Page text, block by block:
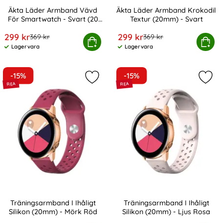
Äkta Läder Armband Vävd
För Smartwatch - Svart (20
rea pris
299 krtidigare pris
369 kr
Tillgänglighet:
Lagervara
Köp
Armband Vävd För Smartwatch - Svart (20 mm)
Äkta Läder Armband Krokodil
Textur (20mm) - Svart
rea pris
299 krtidigare pris
369 kr
Tillgänglighet:
Lagervara
Köp
Äkta Läder Armband
-15%
Träningsarmband I Ihåligt
Silikon (20mm) - Mörk Röd
Markera träningsarmband I Ihåligt
-15%
Träningsarmband I Ihåligt
Silikon (20mm) - Ljus Rosa